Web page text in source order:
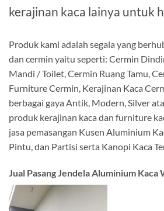
kerajinan kaca lainya untuk
Produk kami adalah segala yang
dan cermin yaitu seperti: Cermin
Mandi / Toilet, Cermin Ruang Tamu,
Furniture Cermin, Kerajinan Kaca
berbagai gaya Antik, Modern, Silver
produk kerajinan kaca dan furniture
jasa pemasangan Kusen Aluminium
Pintu, dan Partisi serta Kanopi Kaca
Jual Pasang Jendela Aluminium Kaca